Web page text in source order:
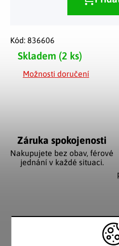
Skladem (2 ks)
Možnosti doručení
Kód: 836606
Záruka spokojenosti
Nakupujete bez obav, férové
jednání v každé situaci.